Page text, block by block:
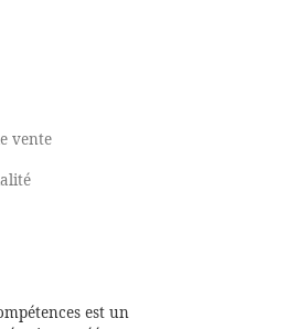
LIRE PLUS
vente
est un